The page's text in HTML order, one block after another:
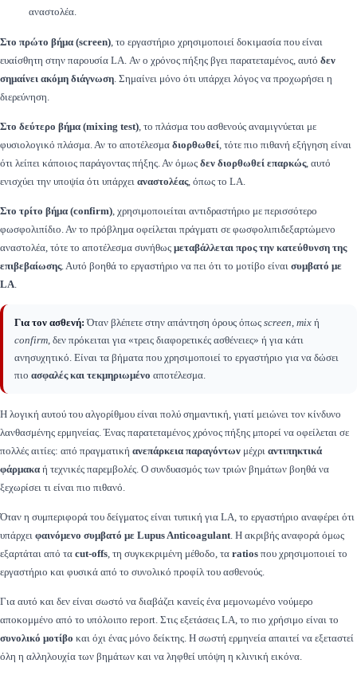
αναστολέα.
Στο πρώτο βήμα (screen), το εργαστήριο χρησιμοποιεί δοκιμασία που είναι
ευαίσθητη στην παρουσία LA. Αν ο χρόνος πήξης βγει παρατεταμένος, αυτό δεν
σημαίνει ακόμη διάγνωση. Σημαίνει μόνο ότι υπάρχει λόγος να προχωρήσει η
διερεύνηση.
Στο δεύτερο βήμα (mixing test), το πλάσμα του ασθενούς αναμιγνύεται με
φυσιολογικό πλάσμα. Αν το αποτέλεσμα διορθωθεί, τότε πιο πιθανή εξήγηση είναι
ότι λείπει κάποιος παράγοντας πήξης. Αν όμως δεν διορθωθεί επαρκώς, αυτό
ενισχύει την υποψία ότι υπάρχει αναστολέας, όπως το LA.
Στο τρίτο βήμα (confirm), χρησιμοποιείται αντιδραστήριο με περισσότερο
φωσφολιπίδιο. Αν το πρόβλημα οφείλεται πράγματι σε φωσφολιπιδεξαρτώμενο
αναστολέα, τότε το αποτέλεσμα συνήθως μεταβάλλεται προς την κατεύθυνση της
επιβεβαίωσης. Αυτό βοηθά το εργαστήριο να πει ότι το μοτίβο είναι συμβατό με
LA.
Για τον ασθενή: Όταν βλέπετε στην απάντηση όρους όπως screen, mix ή
confirm, δεν πρόκειται για «τρεις διαφορετικές ασθένειες» ή για κάτι
ανησυχητικό. Είναι τα βήματα που χρησιμοποιεί το εργαστήριο για να δώσει
πιο ασφαλές και τεκμηριωμένο αποτέλεσμα.
Η λογική αυτού του αλγορίθμου είναι πολύ σημαντική, γιατί μειώνει τον κίνδυνο
λανθασμένης ερμηνείας. Ένας παρατεταμένος χρόνος πήξης μπορεί να οφείλεται σε
πολλές αιτίες: από πραγματική ανεπάρκεια παραγόντων μέχρι αντιπηκτικά
φάρμακα ή τεχνικές παρεμβολές. Ο συνδυασμός των τριών βημάτων βοηθά να
ξεχωρίσει τι είναι πιο πιθανό.
Όταν η συμπεριφορά του δείγματος είναι τυπική για LA, το εργαστήριο αναφέρει ότι
υπάρχει φαινόμενο συμβατό με Lupus Anticoagulant. Η ακριβής αναφορά όμως
εξαρτάται από τα cut-offs, τη συγκεκριμένη μέθοδο, τα ratios που χρησιμοποιεί το
εργαστήριο και φυσικά από το συνολικό προφίλ του ασθενούς.
Για αυτό και δεν είναι σωστό να διαβάζει κανείς ένα μεμονωμένο νούμερο
αποκομμένο από το υπόλοιπο report. Στις εξετάσεις LA, το πιο χρήσιμο είναι το
συνολικό μοτίβο και όχι ένας μόνο δείκτης. Η σωστή ερμηνεία απαιτεί να εξεταστεί
όλη η αλληλουχία των βημάτων και να ληφθεί υπόψη η κλινική εικόνα.